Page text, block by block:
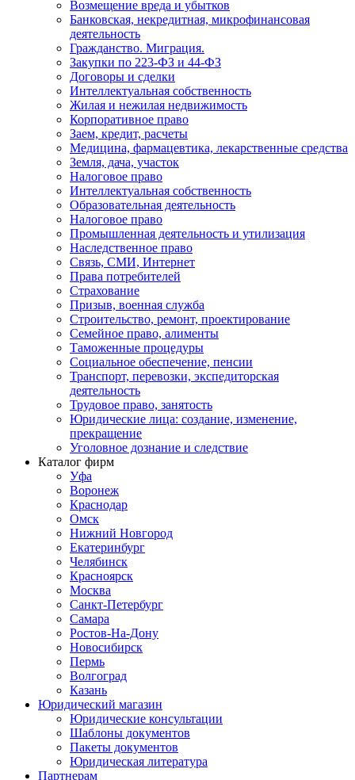
Возмещение вреда и убытков
Банковская, некредитная, микрофинансовая
деятельность
Гражданство. Миграция.
Закупки по 223-ФЗ и 44-ФЗ
Договоры и сделки
Интеллектуальная собственность
Жилая и нежилая недвижимость
Корпоративное право
Заем, кредит, расчеты
Медицина, фармацевтика, лекарственные средства
Земля, дача, участок
Налоговое право
Интеллектуальная собственность
Образовательная деятельность
Налоговое право
Промышленная деятельность и утилизация
Наследственное право
Связь, СМИ, Интернет
Права потребителей
Страхование
Призыв, военная служба
Строительство, ремонт, проектирование
Семейное право, алименты
Таможенные процедуры
Социальное обеспечение, пенсии
Транспорт, перевозки, экспедиторская
деятельность
Трудовое право, занятость
Юридические лица: создание, изменение,
прекращение
Уголовное дознание и следствие
Каталог фирм
Уфа
Воронеж
Краснодар
Омск
Нижний Новгород
Екатеринбург
Челябинск
Красноярск
Москва
Санкт-Петербург
Самара
Ростов-На-Дону
Новосибирск
Пермь
Волгоград
Казань
Юридический магазин
Юридические консультации
Шаблоны документов
Пакеты документов
Юридическая литература
Партнерам